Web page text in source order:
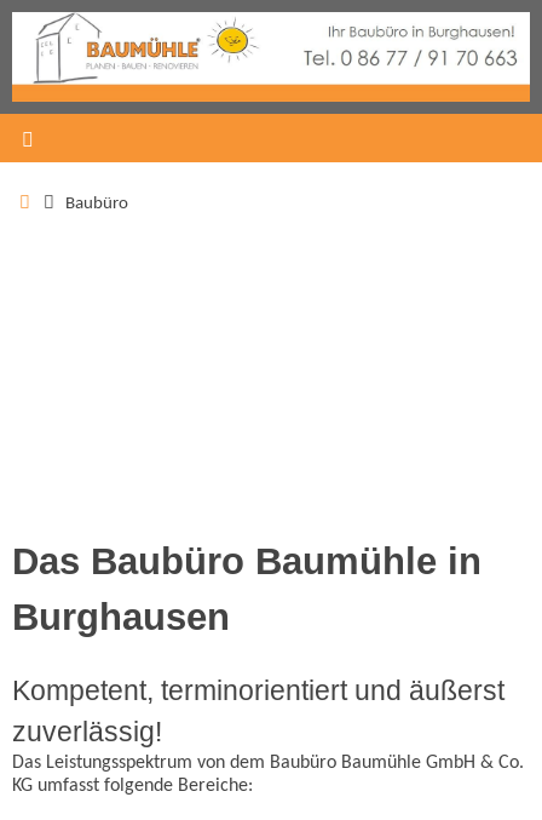
Baubüro
Das Baubüro Baumühle in
Burghausen
Kompetent, terminorientiert und äußerst
zuverlässig!
Das Leistungsspektrum von dem Baubüro Baumühle GmbH & Co.
KG umfasst folgende Bereiche: